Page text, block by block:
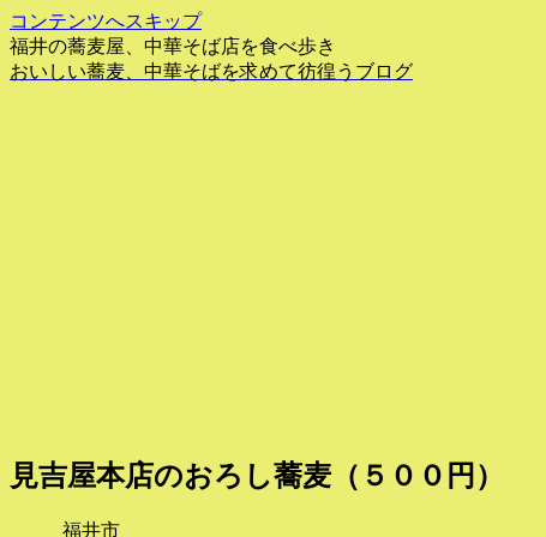
コンテンツへスキップ
福井の蕎麦屋、中華そば店を食べ歩き
おいしい蕎麦、中華そばを求めて彷徨うブログ
見吉屋本店のおろし蕎麦（５００円）
福井市